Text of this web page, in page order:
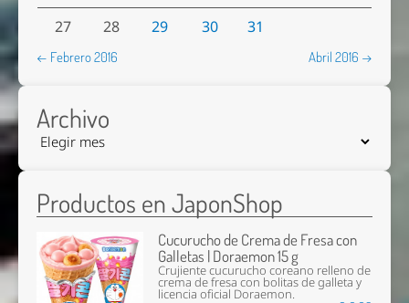
27
28 29 30 31
← Febrero 2016 Abril 2016 →
Archivo
Productos en JaponShop
Cucurucho de Crema de Fresa con
Galletas | Doraemon 15 g
Crujiente cucurucho coreano relleno de
crema de fresa con bolitas de galleta y
licencia oficial Doraemon.